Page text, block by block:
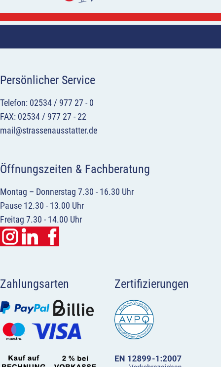
Persönlicher Service
Telefon: 02534 / 977 27 - 0
FAX: 02534 / 977 27 - 22
mail@strassenausstatter.de
Öffnungszeiten & Fachberatung
Montag – Donnerstag 7.30 - 16.30 Uhr
Pause 12.30 - 13.00 Uhr
Freitag 7.30 - 14.00 Uhr
Zahlungsarten Zertifizierungen